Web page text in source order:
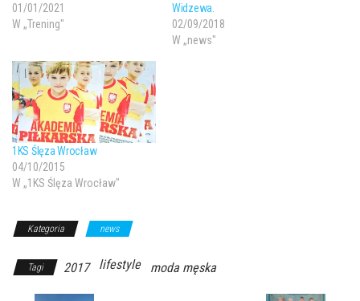
01/01/2021
W „Trening"
Widzewa.
02/09/2018
W „news"
1KS Ślęza Wrocław
04/10/2015
W „1KS Ślęza Wrocław"
Kategoria news
Tagi 2017 lifestyle moda męska